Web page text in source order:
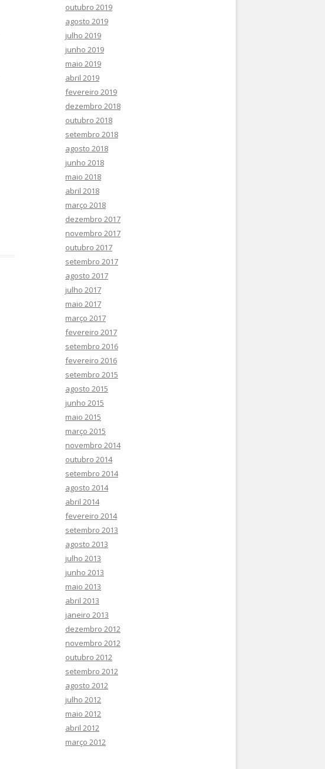
outubro 2019
agosto 2019
julho 2019
junho 2019
maio 2019
abril 2019
fevereiro 2019
dezembro 2018
outubro 2018
setembro 2018
agosto 2018
junho 2018
maio 2018
abril 2018
março 2018
dezembro 2017
novembro 2017
outubro 2017
setembro 2017
agosto 2017
julho 2017
maio 2017
março 2017
fevereiro 2017
setembro 2016
fevereiro 2016
setembro 2015
agosto 2015
junho 2015
maio 2015
março 2015
novembro 2014
outubro 2014
setembro 2014
agosto 2014
abril 2014
fevereiro 2014
setembro 2013
agosto 2013
julho 2013
junho 2013
maio 2013
abril 2013
janeiro 2013
dezembro 2012
novembro 2012
outubro 2012
setembro 2012
agosto 2012
julho 2012
maio 2012
abril 2012
março 2012